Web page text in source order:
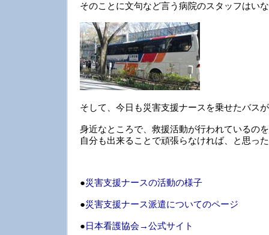
そのことに文句など言う病院のスタッフはい
そして、今日も災害支援ナースを乗せたバス
身近なところで、救援活動が行われているの
自分も出来ることで頑張らなければ、と思っ
●災害支援ナースの活動の様子
●災害支援ナース派遣についてのページ
●日本看護協会→公式サイト